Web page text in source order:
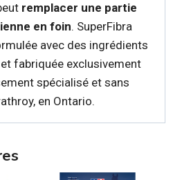
remplacer une partie
en foin. SuperFibra
avec des ingrédients
fabriquée exclusivement
spécialisé et sans
en Ontario.